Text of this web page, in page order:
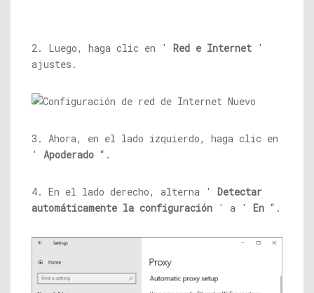
2. Luego, haga clic en ' Red e Internet '
ajustes.
3. Ahora, en el lado izquierdo, haga clic en
' Apoderado “.
4. En el lado derecho, alterna ' Detectar
automáticamente la configuración ' a ' En “.